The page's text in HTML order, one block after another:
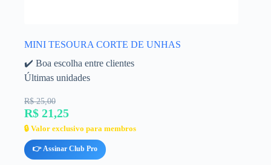
MINI TESOURA CORTE DE UNHAS
✔️ Boa escolha entre clientes
Últimas unidades
R$ 25,00
R$ 21,25
🔒 Valor exclusivo para membros
👉 Assinar Club Pro